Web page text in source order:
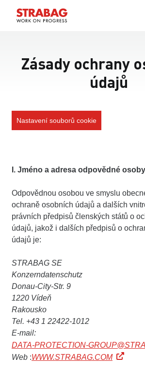
Zásady ochrany
údajů
Nastavení souborů cookie
I. Jméno a adresa odpovědné osoby
Odpovědnou osobou ve smyslu
ochraně osobních údajů a dalších
právních předpisů členských států o
údajů, jakož i dalších předpisů o
údajů je:
STRABAG SE
Konzerndatenschutz
Donau-City-Str. 9
1220 Vídeň
Rakousko
Tel. +43 1 22422-1012
E-mail:
DATA-PROTECTION-
Web :WWW.STRABAG.COM